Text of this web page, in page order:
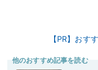
【PR】おす
他のおすすめ記事を読む